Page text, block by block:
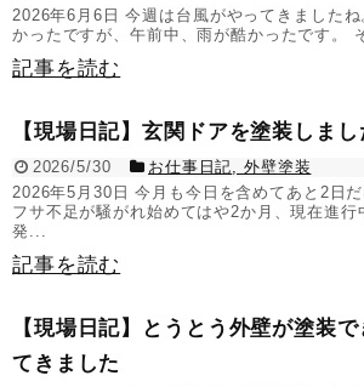
2026年6月6日 今週は台風がやってきました
かったですが、午前中、雨が酷かったです。
記事を読む
【現場日記】玄関ドアを塗装しまし
2026/5/30 お仕事日記
外壁塗装
2026年5月30日 今月も今日を含めてあと2日
フサ不足が騒がれ始めてはや2か月、現在進行
発...
記事を読む
【現場日記】とうとう外壁が塗装
てきました